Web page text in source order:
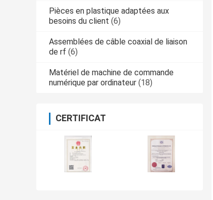
Pièces en plastique adaptées aux
besoins du client (6)
Assemblées de câble coaxial de liaison
de rf (6)
Matériel de machine de commande
numérique par ordinateur (18)
CERTIFICAT